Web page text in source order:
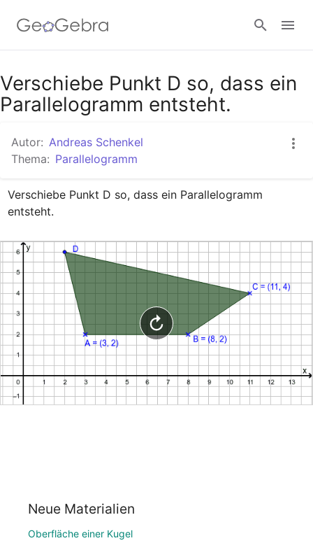
Google Classroom
Verschiebe Punkt D so, dass ein
Parallelogramm entsteht.
Autor: Andreas Schenkel
Thema: Parallelogramm
Verschiebe Punkt D so, dass ein Parallelogramm
entsteht.
Neue Materialien
Oberfläche einer Kugel